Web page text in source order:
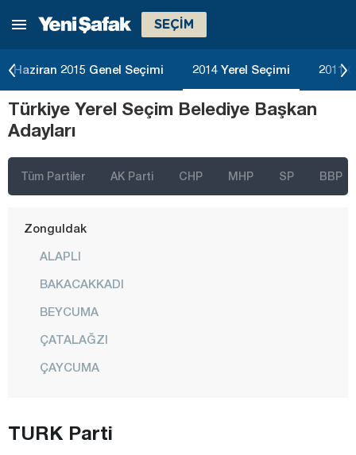
SEÇİM
Haziran 2015 Genel Seçimi 2014 Yerel Seçimi 2011
Türkiye Yerel Seçim Belediye Başkan
Adayları
Tüm Partiler AK Parti CHP MHP SP BBP
Tokat
Uşak
Van
Yozgat
Zonguldak
ALAPLI
BAKACAKKADI
BEYCUMA
ÇATALAĞZI
ÇAYCUMA
TURK Parti